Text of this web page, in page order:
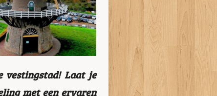
vestingstad! Laat je
met een ervaren